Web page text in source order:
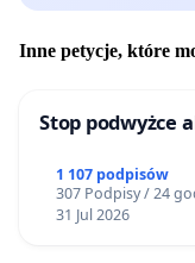
Inne petycje, które
Stop podwyżce
1 107 podpisów
307 Podpisy / 24
31 Jul 2026